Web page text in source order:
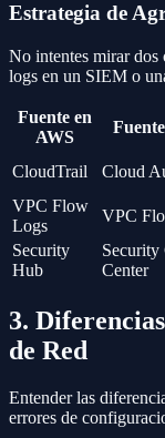
Estrategia de
No intentes mirar dos
logs en un SIEM o
Fuente en
AWS
CloudTrail Cloud
VPC Flow
Logs
VPC
Security
Hub
Security
Center
3.
de Red
Entender las
errores de